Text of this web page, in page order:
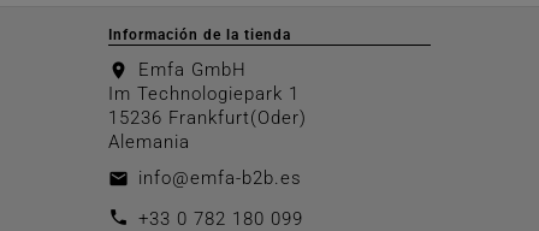
Información de la tienda
location_on
Emfa GmbH
Im Technologiepark 1
15236 Frankfurt(Oder)
Alemania
email info@emfa-b2b.es
call +33 0 782 180 099